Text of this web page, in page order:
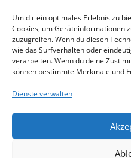
Um dir ein optimales Erlebnis zu
Cookies, um Geräteinformationen
zuzugreifen. Wenn du diesen
wie das Surfverhalten oder
verarbeiten. Wenn du deine
können bestimmte Merkmale und
Dienste verwalten
Biedermanngasse 11-13
Wien, Wien 1120 Österreich
Veranstaltungsort-Website
Batka, Johanneskirche Liesing
Kontakt